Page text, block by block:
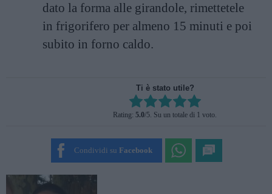
dato la forma alle girandole, rimettetele
in frigorifero per almeno 15 minuti e poi
subito in forno caldo.
Ti è stato utile?
Rate this item:
SUBMIT RATING
Rating: 5.0/5. Su un totale di 1 voto.
Condividi su Facebook